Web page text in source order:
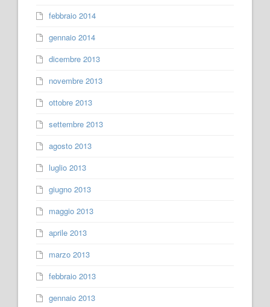
febbraio 2014
gennaio 2014
dicembre 2013
novembre 2013
ottobre 2013
settembre 2013
agosto 2013
luglio 2013
giugno 2013
maggio 2013
aprile 2013
marzo 2013
febbraio 2013
gennaio 2013